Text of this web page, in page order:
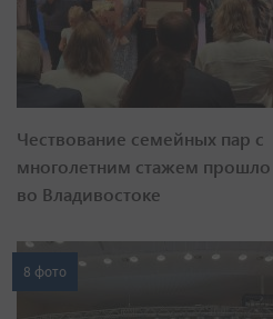
Чествование семейных пар с
многолетним стажем прошло
во Владивостоке
8 фото